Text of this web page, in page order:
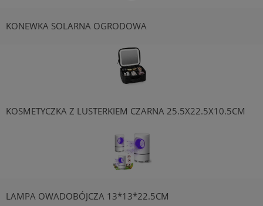
KONEWKA SOLARNA OGRODOWA
KOSMETYCZKA Z LUSTERKIEM CZARNA 25.5X22.5X10.5CM
LAMPA OWADOBÓJCZA 13*13*22.5CM